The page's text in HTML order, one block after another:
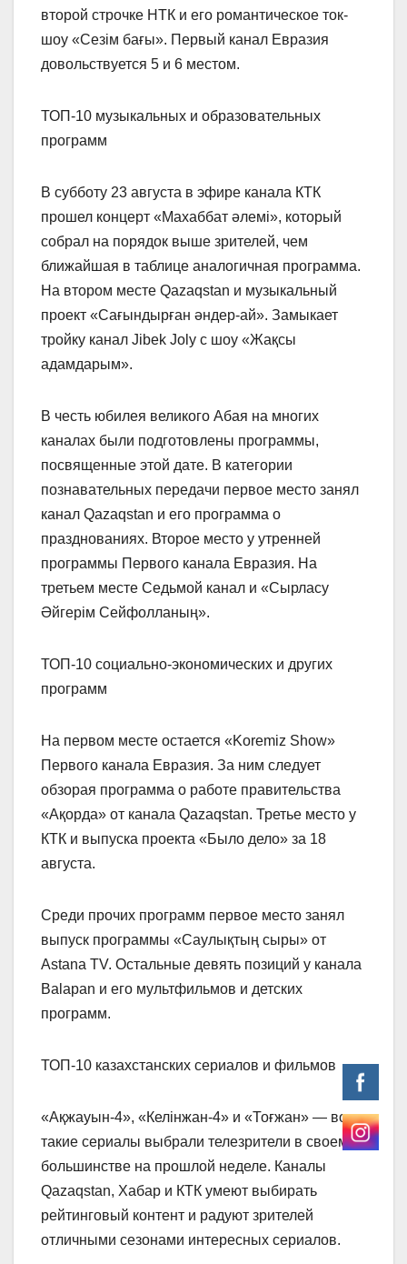
второй строчке НТК и его романтическое ток-
шоу «Сезім бағы». Первый канал Евразия
довольствуется 5 и 6 местом.
ТОП-10 музыкальных и образовательных
программ
В субботу 23 августа в эфире канала КТК
прошел концерт «Махаббат әлемі», который
собрал на порядок выше зрителей, чем
ближайшая в таблице аналогичная программа.
На втором месте Qazaqstan и музыкальный
проект «Сағындырған әндер-ай». Замыкает
тройку канал Jibek Joly с шоу «Жақсы
адамдарым».
В честь юбилея великого Абая на многих
каналах были подготовлены программы,
посвященные этой дате. В категории
познавательных передачи первое место занял
канал Qazaqstan и его программа о
празднованиях. Второе место у утренней
программы Первого канала Евразия. На
третьем месте Седьмой канал и «Сырласу
Әйгерім Сейфолланың».
ТОП-10 социально-экономических и других
программ
На первом месте остается «Koremiz Show»
Первого канала Евразия. За ним следует
обзорая программа о работе правительства
«Ақорда» от канала Qazaqstan. Третье место у
КТК и выпуска проекта «Было дело» за 18
августа.
Среди прочих программ первое место занял
выпуск программы «Саулықтың сыры» от
Astana TV. Остальные девять позиций у канала
Balapan и его мультфильмов и детских
программ.
ТОП-10 казахстанских сериалов и фильмов
«Ақжауын-4», «Келінжан-4» и «Тоғжан» — вот
такие сериалы выбрали телезрители в своем
большинстве на прошлой неделе. Каналы
Qazaqstan, Хабар и КТК умеют выбирать
рейтинговый контент и радуют зрителей
отличными сезонами интересных сериалов.